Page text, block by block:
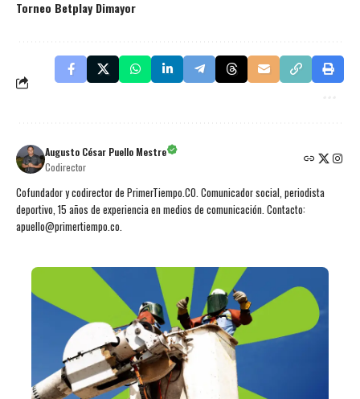
Torneo Betplay Dimayor
Augusto César Puello Mestre
Codirector
Cofundador y codirector de PrimerTiempo.CO. Comunicador social, periodista
deportivo, 15 años de experiencia en medios de comunicación. Contacto:
apuello@primertiempo.co.